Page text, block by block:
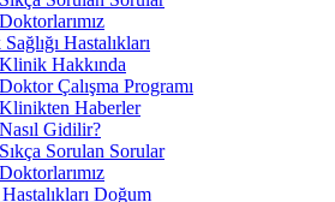
Doktorlarımız
Hastalıkları
Klinik Hakkında
Doktor Çalışma Programı
Klinikten Haberler
Nasıl Gidilir?
Sıkça Sorulan Sorular
Doktorlarımız
Doğum